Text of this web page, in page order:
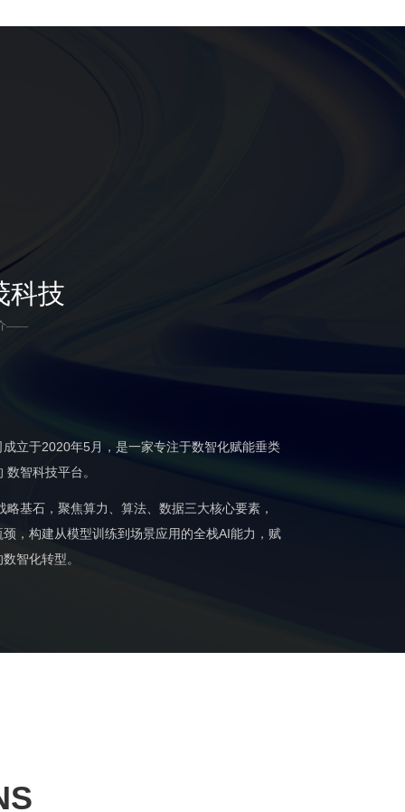
立于2020年5月，是一家专注于数智化赋能垂类
智科技平台。
略基石，聚焦算力、算法、数据三大核心要素，
，构建从模型训练到场景应用的全栈AI能力，赋
智化转型。
——
科技